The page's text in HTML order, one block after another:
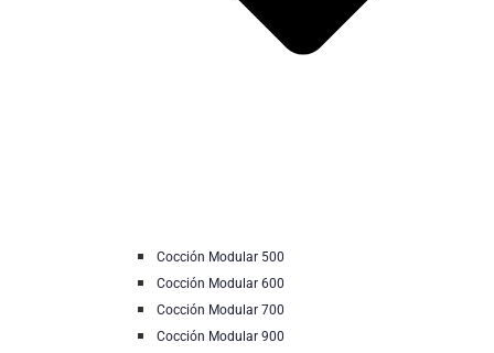
Cocción Modular 500
Cocción Modular 600
Cocción Modular 700
Cocción Modular 900